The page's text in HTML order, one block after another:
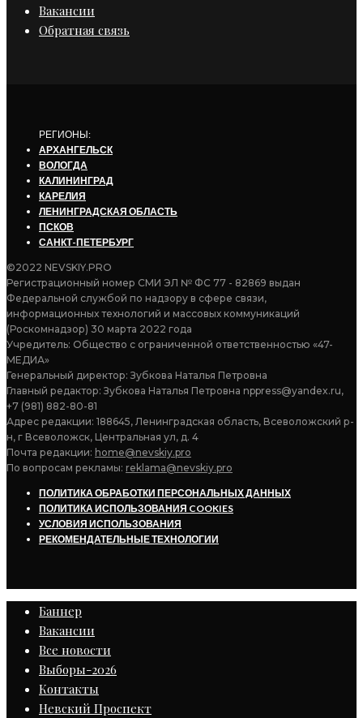
Вакансии
Обратная связь
РЕГИОНЫ:
АРХАНГЕЛЬСК
ВОЛОГДА
КАЛИНИНГРАД
КАРЕЛИЯ
ЛЕНИНГРАДСКАЯ ОБЛАСТЬ
ПСКОВ
САНКТ-ПЕТЕРБУРГ
©2022 NEVSKIY.PRO
Регистрационный номер СМИ ЭЛ № ФС 77 - 82869 выдан
Федеральной службой по надзору в сфере связи,
информационных технологий и массовых коммуникаций
(Роскомнадзор) 30 марта 2022 года
Учредитель: Общество с ограниченной ответственностью «47-
МЕДИА»
Генеральный директор: Зубкова Наталья Петровна
Главный редактор: Зубкова Наталья Петровна nppress@yandex.ru,
+7 (981) 882-80-81
Адрес редакции: 188645, Ленинградская область, Всеволожский р-
н, г Всеволожск, Центральная ул, д. 4
Почта редакции: home@nevskiy.pro
По вопросам рекламы: reklama@nevskiy.pro
ПОЛИТИКА ОБРАБОТКИ ПЕРСОНАЛЬНЫХ ДАННЫХ
ПОЛИТИКА ИСПОЛЬЗОВАНИЯ COOKIES
УСЛОВИЯ ИСПОЛЬЗОВАНИЯ
РЕКОМЕНДАТЕЛЬНЫЕ ТЕХНОЛОГИИ
Баннер
Вакансии
Все новости
Выборы-2026
Контакты
Невский Проспект